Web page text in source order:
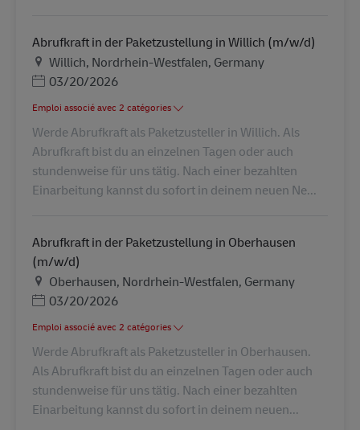
Abrufkraft in der Paketzustellung in Willich (m/w/d)
LieuWillich, Nordrhein-Westfalen, Germany
Posted Date
03/20/2026
Emploi associé avec 2 catégories
Werde Abrufkraft als Paketzusteller in Willich. Als
Abrufkraft bist du an einzelnen Tagen oder auch
stundenweise für uns tätig. Nach einer bezahlten
Einarbeitung kannst du sofort in deinem neuen Ne...
Abrufkraft in der Paketzustellung in Oberhausen
(m/w/d)
LieuOberhausen, Nordrhein-Westfalen, Germany
Posted Date
03/20/2026
Emploi associé avec 2 catégories
Werde Abrufkraft als Paketzusteller in Oberhausen.
Als Abrufkraft bist du an einzelnen Tagen oder auch
stundenweise für uns tätig. Nach einer bezahlten
Einarbeitung kannst du sofort in deinem neuen...